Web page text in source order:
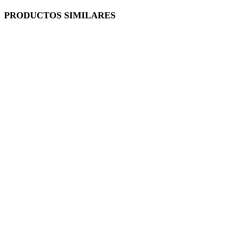
PRODUCTOS SIMILARES